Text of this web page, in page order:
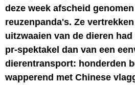
deze week afscheid
reuzenpanda's. Ze
uitzwaaien van de dieren
pr-spektakel dan van een
dierentransport: honderden
wapperend met Chinese